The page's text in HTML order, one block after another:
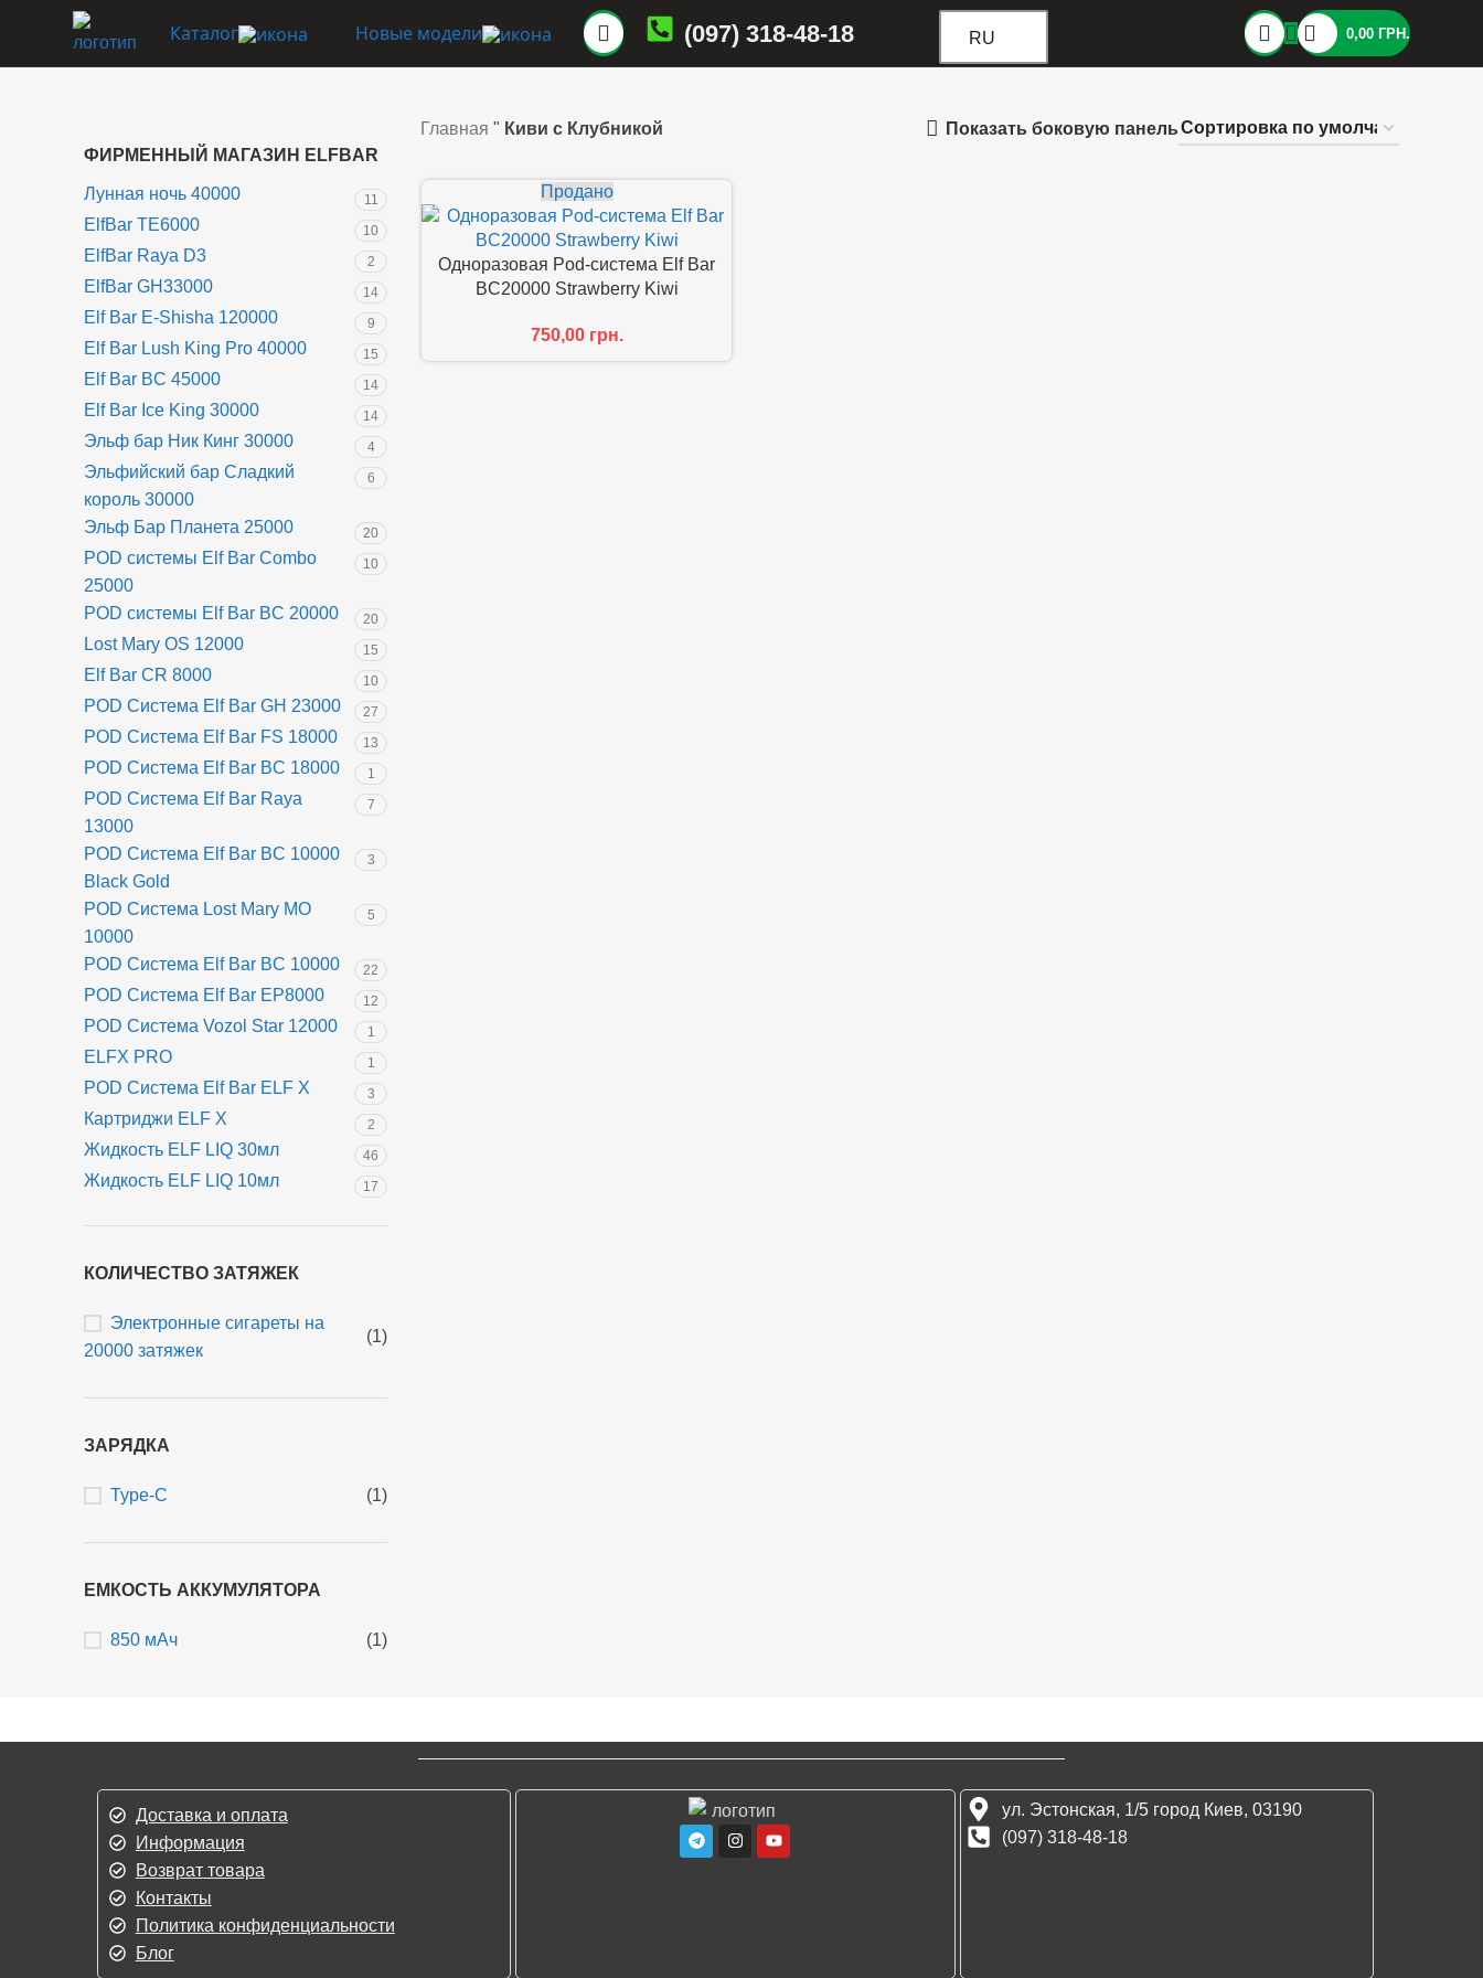
Каталог Новые модели (097) 318-48-18 RU 0,00 ГРН.
ФИРМЕННЫЙ МАГАЗИН ELFBAR
Лунная ночь 40000 11
ElfBar TE6000 10
ElfBar Raya D3 2
ElfBar GH33000 14
Elf Bar E-Shisha 120000 9
Elf Bar Lush King Pro 40000 15
Elf Bar BC 45000 14
Elf Bar Ice King 30000 14
Эльф бар Ник Кинг 30000 4
Эльфийский бар Сладкий
король 30000
6
Эльф Бар Планета 25000 20
POD системы Elf Bar Combo
25000
10
POD системы Elf Bar BC 20000 20
Lost Mary OS 12000 15
Elf Bar CR 8000 10
POD Система Elf Bar GH 23000 27
POD Система Elf Bar FS 18000 13
POD Система Elf Bar BC 18000 1
POD Система Elf Bar Raya
13000
7
POD Система Elf Bar BC 10000
Black Gold
3
POD Система Lost Mary MO
10000
5
POD Система Elf Bar BC 10000 22
POD Система Elf Bar EP8000 12
POD Система Vozol Star 12000 1
ELFX PRO 1
POD Система Elf Bar ELF X 3
Картриджи ELF X 2
Жидкость ELF LIQ 30мл 46
Жидкость ELF LIQ 10мл 17
КОЛИЧЕСТВО ЗАТЯЖЕК
Электронные сигареты на
20000 затяжек
(1)
ЗАРЯДКА
Type-C (1)
ЕМКОСТЬ АККУМУЛЯТОРА
850 мАч (1)
Главная " Киви с Клубникой Показать боковую панель
Продано
Одноразовая Pod-система Elf Bar
BC20000 Strawberry Kiwi
750,00 грн.
Доставка и оплата
Информация
Возврат товара
Контакты
Политика конфиденциальности
Блог
ул. Эстонская, 1/5 город Киев, 03190
(097) 318-48-18